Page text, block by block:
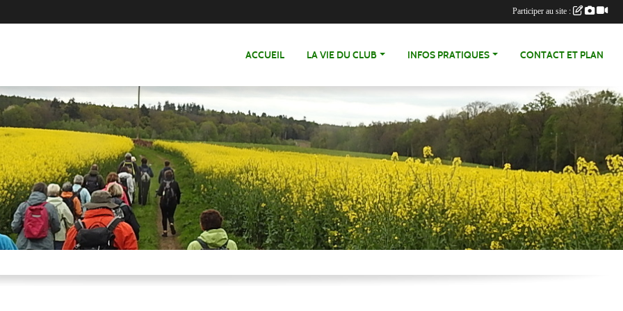
ACCUEIL LA VIE DU CLUB INFOS PRATIQUES CONTACT ET PLAN
Participer au site :